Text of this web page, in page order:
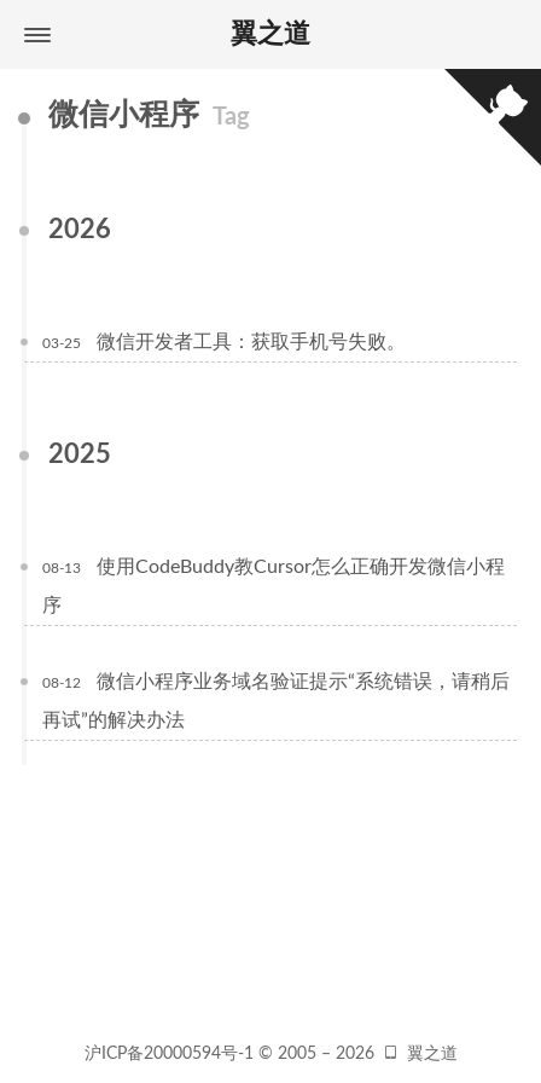
翼之道
微信小程序 Tag
2026
03-25 微信开发者工具：获取手机号失败。
2025
08-13
使用CodeBuddy教Cursor怎么正确开发微信小程
序
08-12
微信小程序业务域名验证提示“系统错误，请稍后
再试”的解决办法
沪ICP备20000594号-1 © 2005 – 2026 翼之道